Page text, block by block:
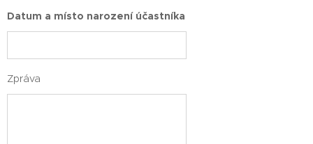
Datum a místo narození účastníka
Zpráva